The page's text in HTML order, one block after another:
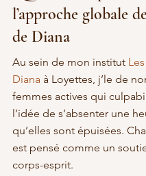
l’approche globale
de Diana
Au sein de mon institut
Diana à Loyettes, j’le de
femmes actives qui
l’idée de s’absenter une
qu’elles sont épuisées.
est pensé comme un
corps-esprit.